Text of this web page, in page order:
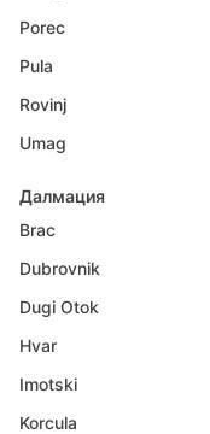
Porec
Pula
Rovinj
Umag
Далмация
Brac
Dubrovnik
Dugi Otok
Hvar
Imotski
Korcula